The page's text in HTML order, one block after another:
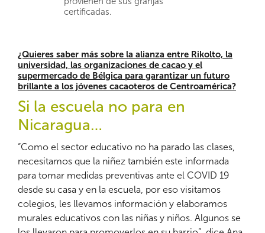
certificadas.
¿Quieres saber más sobre la alianza entre Rikolto, la
universidad, las organizaciones de cacao y el
supermercado de Bélgica para garantizar un futuro
brillante a los jóvenes cacaoteros de Centroamérica?
Si la escuela no para en
Nicaragua…
“Como el sector educativo no ha parado las clases,
necesitamos que la niñez también este informada
para tomar medidas preventivas ante el COVID 19
desde su casa y en la escuela, por eso visitamos
colegios, les llevamos información y elaboramos
murales educativos con las niñas y niños. Algunos se